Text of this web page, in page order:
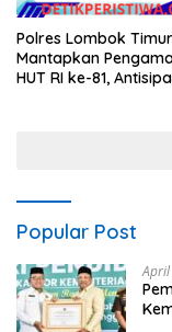
Polres Lombok Timur
Mantapkan
HUT RI ke-81,
Popular Post